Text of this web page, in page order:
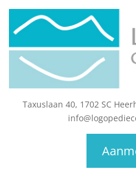
Taxuslaan 40, 1702 SC